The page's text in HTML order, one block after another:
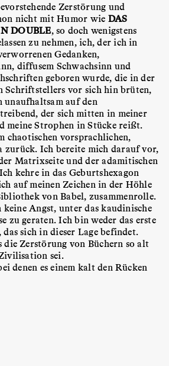
Zerstörung und
nicht mit Humor wie DAS
DOUBLE, so doch wenigstens
zu nehmen, ich, der ich in
Gedanken,
diffusem Schwachsinn und
geboren wurde, die in der
Schriftstellers vor sich hin brüten,
auf den
der sich mitten in meiner
meine Strophen in Stücke reißt.
chaotischen vorsprachlichen,
zurück. Ich bereite mich darauf vor,
Matrixseite und der adamitischen
kehre in das Geburtshexagon
auf meinen Zeichen in der Höhle
von Babel, zusammenrolle.
Angst, unter das kaudinische
zu geraten. Ich bin weder das erste
sich in dieser Lage befindet.
Zerstörung von Büchern so alt
sei.
denen es einem kalt den Rücken